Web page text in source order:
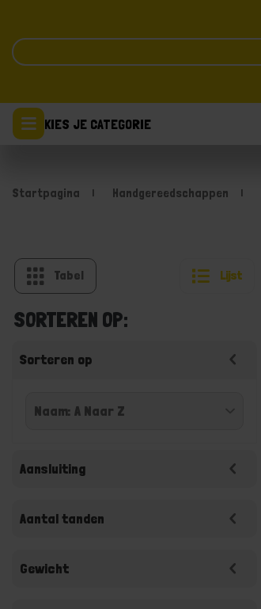
KIES JE CATEGORIE
Startpagina Handgereedschappen
Tabel Lijst
SORTEREN OP:
Sorteren op
Aansluiting
Aantal tanden
Gewicht